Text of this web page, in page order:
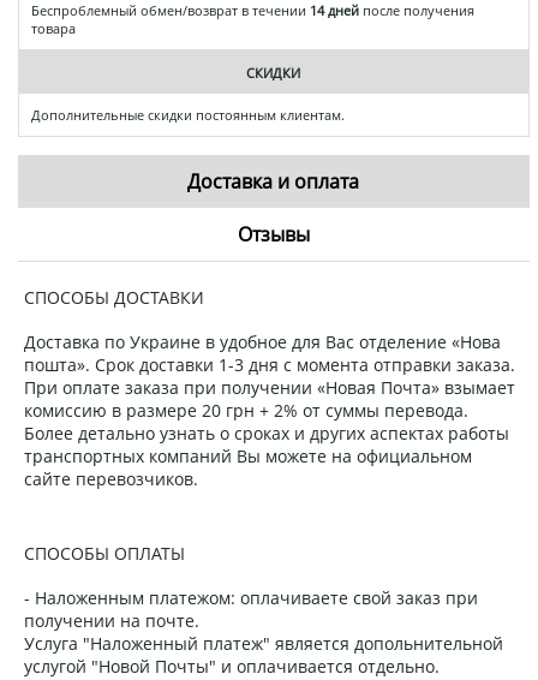
Беспроблемный обмен/возврат в течении 14 дней после получения
товара
СКИДКИ
Дополнительные скидки постоянным клиентам.
Доставка и оплата
Отзывы
СПОСОБЫ ДОСТАВКИ
Доставка по Украине в удобное для Вас отделение «Нова
пошта». Срок доставки 1-3 дня с момента отправки заказа.
При оплате заказа при получении «Новая Почта» взымает
комиссию в размере 20 грн + 2% от суммы перевода.
Более детально узнать о сроках и других аспектах работы
транспортных компаний Вы можете на официальном
сайте перевозчиков.
СПОСОБЫ ОПЛАТЫ
- Наложенным платежом: оплачиваете свой заказ при
получении на почте.
Услуга "Наложенный платеж" является допольнительной
услугой "Новой Почты" и оплачивается отдельно.